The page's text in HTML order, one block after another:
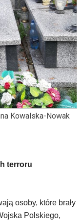
Kowalska-Nowak
terroru
osoby, które brały
Polskiego,